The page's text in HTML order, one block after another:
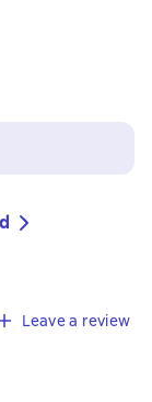
Leave a review